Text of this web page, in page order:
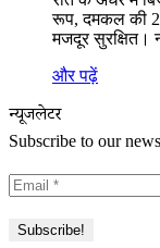
रूप, दमकल की
मजदूर सुरक्षित।
और पढ़ें
न्यूजलेटर
Subscribe to our